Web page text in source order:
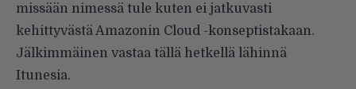
missään nimessä tule kuten ei jatkuvasti
kehittyvästä Amazonin Cloud -konseptistakaan.
Jälkimmäinen vastaa tällä hetkellä lähinnä
Itunesia.